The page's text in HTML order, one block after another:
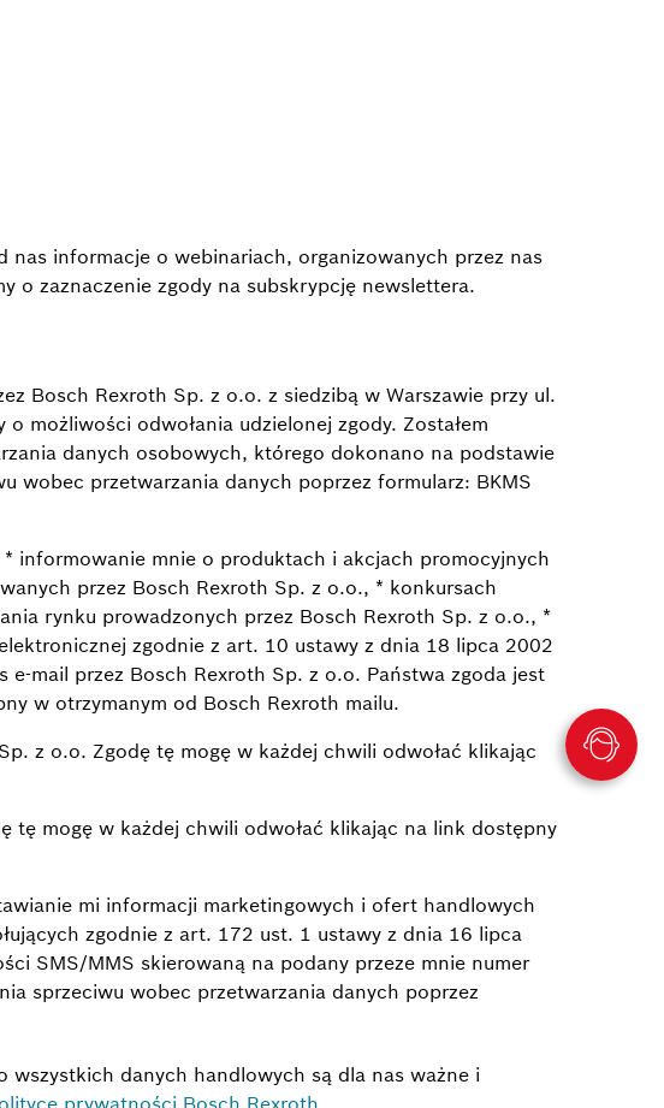
nas informacje o webinariach, organizowanych przez nas
o zaznaczenie zgody na subskrypcję newslettera.
Bosch Rexroth Sp. z o.o. z siedzibą w Warszawie przy ul.
możliwości odwołania udzielonej zgody. Zostałem
danych osobowych, którego dokonano na podstawie
wobec przetwarzania danych poprzez formularz: BKMS
informowanie mnie o produktach i akcjach promocyjnych
przez Bosch Rexroth Sp. z o.o., * konkursach
rynku prowadzonych przez Bosch Rexroth Sp. z o.o., *
zgodnie z art. 10 ustawy z dnia 18 lipca 2002
mail przez Bosch Rexroth Sp. z o.o. Państwa zgoda jest
w otrzymanym od Bosch Rexroth mailu.
tę mogę w każdej chwili odwołać klikając na link dostępny
mi informacji marketingowych i ofert handlowych
zgodnie z art. 172 ust. 1 ustawy z dnia 16 lipca
SMS/MMS skierowaną na podany przeze mnie numer
sprzeciwu wobec przetwarzania danych poprzez
danych handlowych są dla nas ważne i
prywatności Bosch Rexroth.